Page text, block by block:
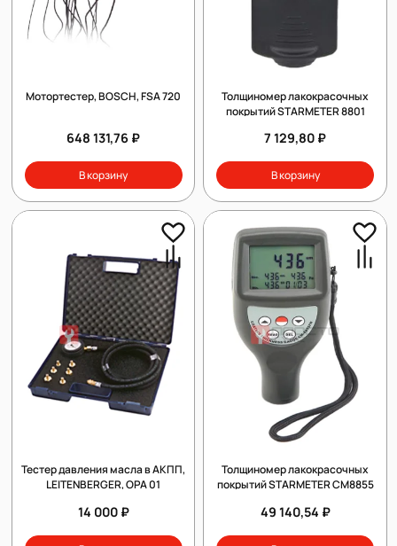
Мотортестер, BOSCH, FSA 720
648 131,76 ₽
В корзину
Толщиномер лакокрасочных
покрытий STARMETER 8801
7 129,80 ₽
В корзину
Тестер давления масла в АКПП,
LEITENBERGER, OPA 01
14 000 ₽
Толщиномер лакокрасочных
покрытий STARMETER CM8855
49 140,54 ₽